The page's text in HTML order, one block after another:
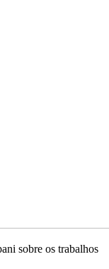
sobre os trabalhos